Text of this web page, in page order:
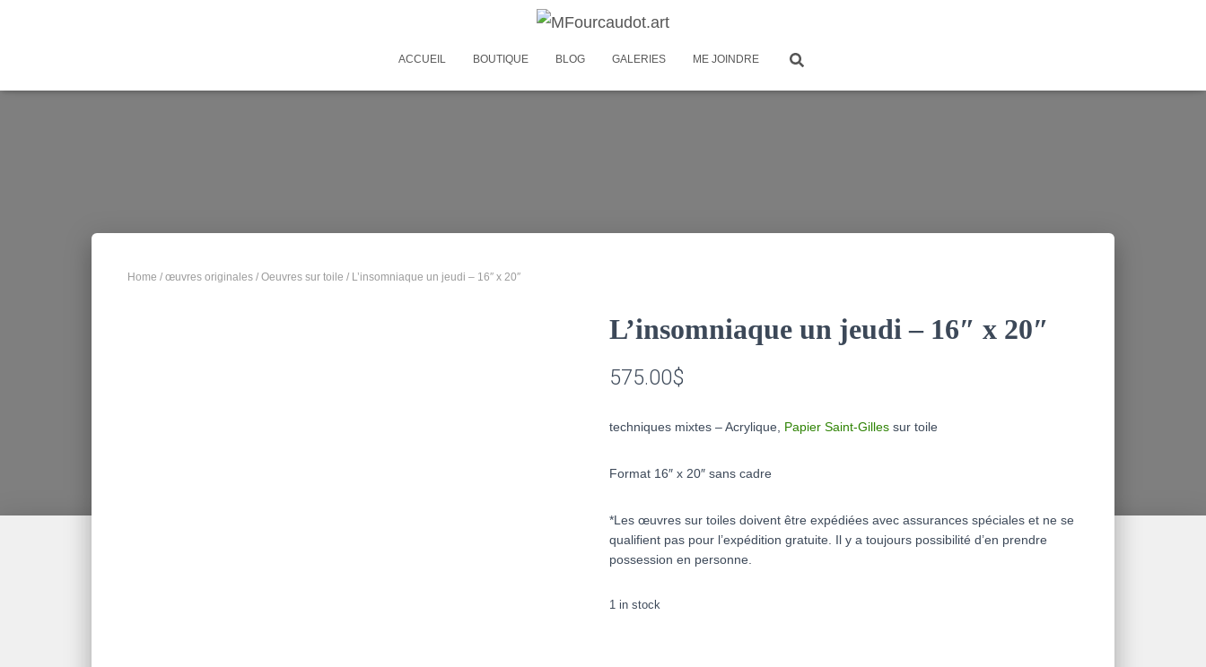
ACCUEIL BOUTIQUE BLOG GALERIES ME JOINDRE
Home / œuvres originales / Oeuvres sur toile / L’insomniaque un jeudi – 16″ x 20″
L’insomniaque un jeudi – 16″ x 20″
575.00$
techniques mixtes – Acrylique, Papier Saint-Gilles sur toile
Format 16″ x 20″ sans cadre
*Les œuvres sur toiles doivent être expédiées avec assurances spéciales et ne se
qualifient pas pour l’expédition gratuite. Il y a toujours possibilité d’en prendre
possession en personne.
1 in stock